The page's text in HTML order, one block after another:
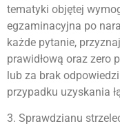
tematyki objętej
egzaminacyjna po
każde pytanie,
prawidłową oraz zero
lub za brak
przypadku uzyskania
3. Sprawdzianu